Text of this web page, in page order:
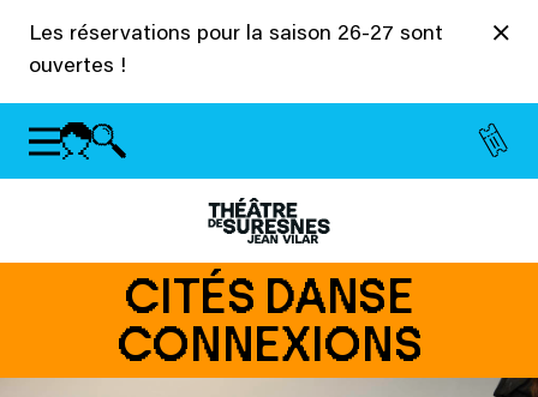
Les réservations pour la saison 26-27 sont
ouvertes !
CITÉS DANSE
CONNEXIONS